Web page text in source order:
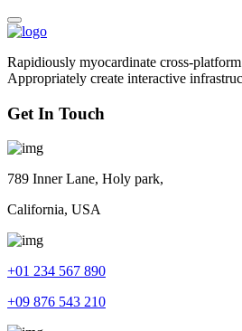
Rapidiously myocardinate cross-
Appropriately create interactive
Get In Touch
789 Inner Lane, Holy park,
California, USA
+01 234 567 890
+09 876 543 210